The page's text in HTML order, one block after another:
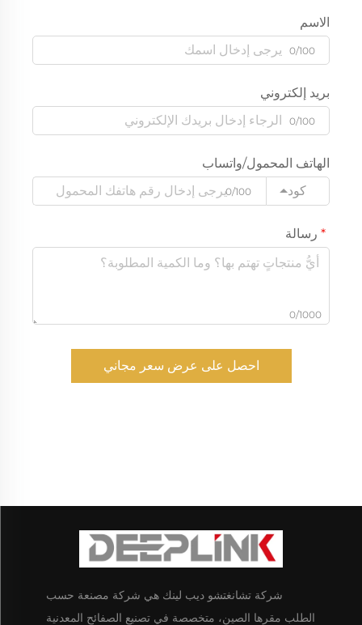
الاسم
0/100
بريد إلكتروني
0/100
الهاتف المحمول/واتساب
كود
0/100
رسالة
0/1000
احصل على عرض سعر مجاني
شركة تشانغتشو ديب لينك هي شركة مصنعة حسب
الطلب مقرها الصين، متخصصة في تصنيع الصفائح المعدنية